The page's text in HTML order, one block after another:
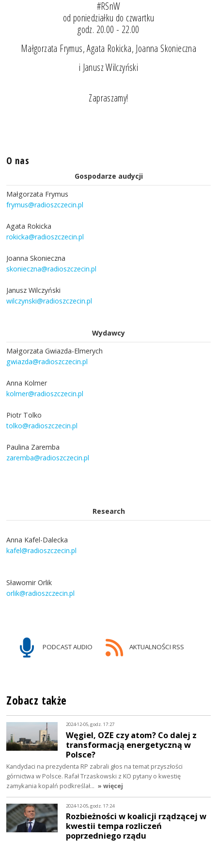
#RSnW
od poniedziałku do czwartku
godz. 20.00 - 22.00
Małgorzata Frymus, Agata Rokicka, Joanna Skonieczna
i Janusz Wilczyński
Zapraszamy!
O nas
Gospodarze audycji
Małgorzata Frymus
frymus@radioszczecin.pl
Agata Rokicka
rokicka@radioszczecin.pl
Joanna Skonieczna
skonieczna@radioszczecin.pl
Janusz Wilczyński
wilczynski@radioszczecin.pl
Wydawcy
Małgorzata Gwiazda-Elmerych
gwiazda@radioszczecin.pl
Anna Kolmer
kolmer@radioszczecin.pl
Piotr Tolko
tolko@radioszczecin.pl
Paulina Zaremba
zaremba@radioszczecin.pl
Research
Anna Kafel-Dalecka
kafel@radioszczecin.pl
Sławomir Orlik
orlik@radioszczecin.pl
PODCAST AUDIO AKTUALNOŚCI RSS
Zobacz także
2024-12-05, godz. 17:27
Węgiel, OZE czy atom? Co dalej z
transformacją energetyczną w
Polsce?
Kandydaci na prezydenta RP zabrali głos na temat przyszłości
górnictwa w Polsce. Rafał Trzaskowski z KO pytany o kwestię
zamykania kopalń podkreślał… » więcej
2024-12-05, godz. 17:24
Rozbieżności w koalicji rządzącej w
kwestii tempa rozliczeń
poprzedniego rządu